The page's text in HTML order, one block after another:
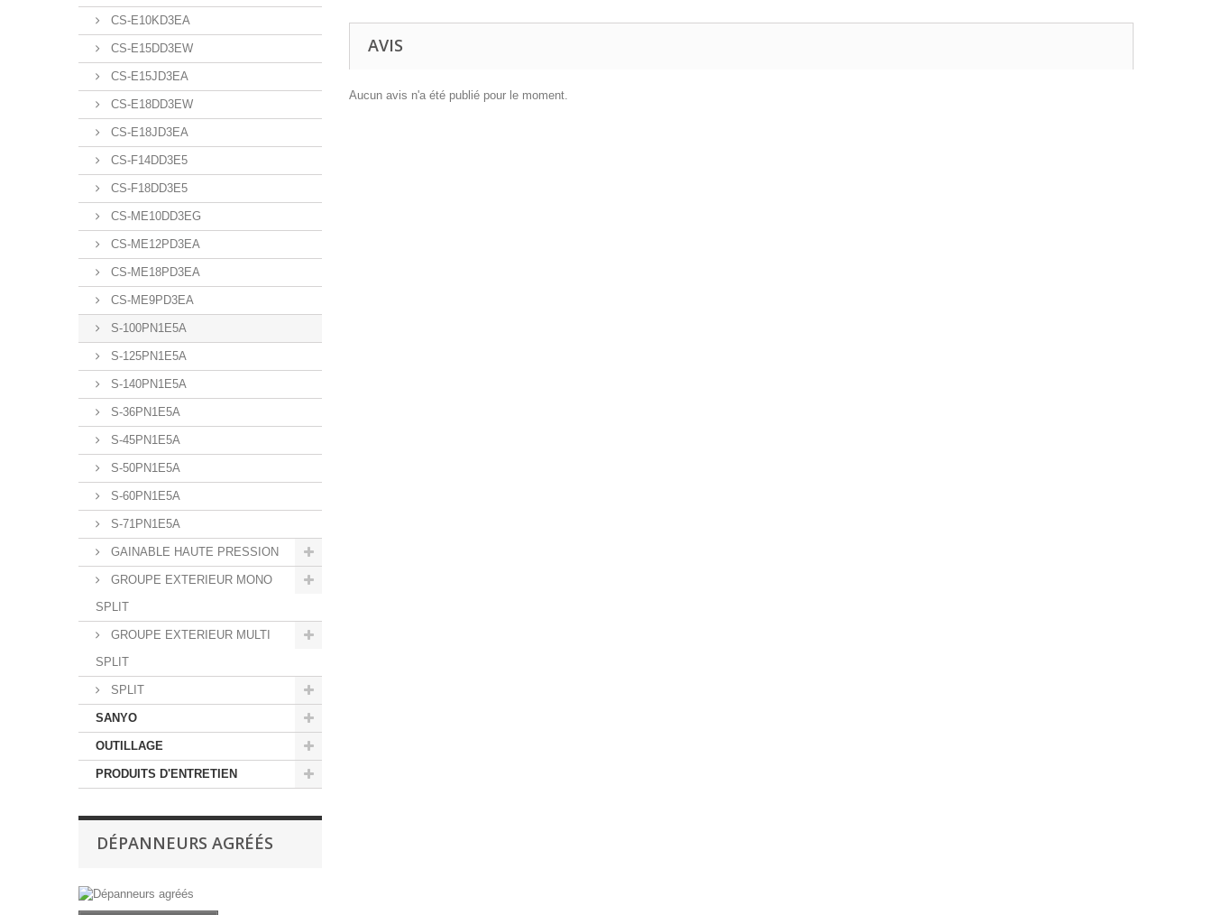
CS-E10KD3EA
CS-E15DD3EW
CS-E15JD3EA
CS-E18DD3EW
CS-E18JD3EA
CS-F14DD3E5
CS-F18DD3E5
CS-ME10DD3EG
CS-ME12PD3EA
CS-ME18PD3EA
CS-ME9PD3EA
S-100PN1E5A
S-125PN1E5A
S-140PN1E5A
S-36PN1E5A
S-45PN1E5A
S-50PN1E5A
S-60PN1E5A
S-71PN1E5A
GAINABLE HAUTE PRESSION
GROUPE EXTERIEUR MONO
SPLIT
GROUPE EXTERIEUR MULTI
SPLIT
SPLIT
SANYO
OUTILLAGE
PRODUITS D'ENTRETIEN
DÉPANNEURS AGRÉÉS
AVIS
Aucun avis n'a été publié pour le moment.